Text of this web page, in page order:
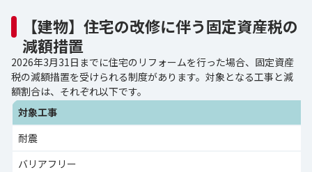
【建物】住宅の改修に伴う固定資産税の
減額措置
2026年3月31日までに住宅のリフォームを行った場合、固定資産
税の減額措置を受けられる制度があります。対象となる工事と減
額割合は、それぞれ以下です。
対象工事
耐震
バリアフリー